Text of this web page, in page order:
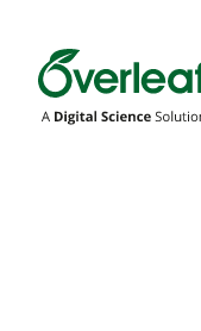
Overleaf